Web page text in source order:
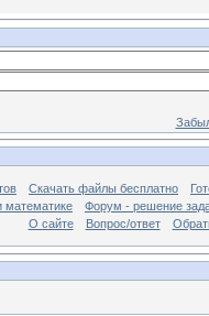
Скачать файлы бесплатно
математике
Форум - решение
О сайте
Вопрос/ответ